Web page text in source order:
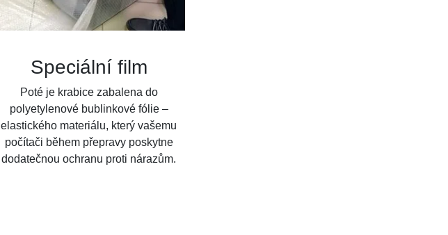
Speciální film
Poté je krabice zabalena do
polyetylenové bublinkové fólie –
elastického materiálu, který vašemu
počítači během přepravy poskytne
dodatečnou ochranu proti nárazům.